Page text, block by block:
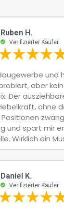
Ruben H.
Verifizierter Käufer.
und
aber
Der
ohne
und spart mir
Wirklich ein
Daniel K.
Verifizierter Käufer.